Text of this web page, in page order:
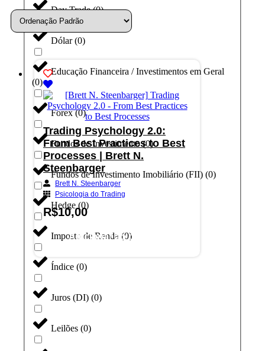
Day Trade(0)
Dólar(0)
Educação Financeira / Investimentos em Geral
(0)
Forex(0)
Fundos de Investimento(0)
Fundos de Investimento Imobiliário (FII) (0)
Hedge(0)
Imposto de Renda (0)
Índice (0)
Juros (DI) (0)
Leilões (0)
Trading Psychology 2.0:
From Best Practices to Best
Processes | Brett N.
Steenbarger
Brett N. Steenbarger
Psicologia do Trading
R$10,00
Adicionar ao carrinho